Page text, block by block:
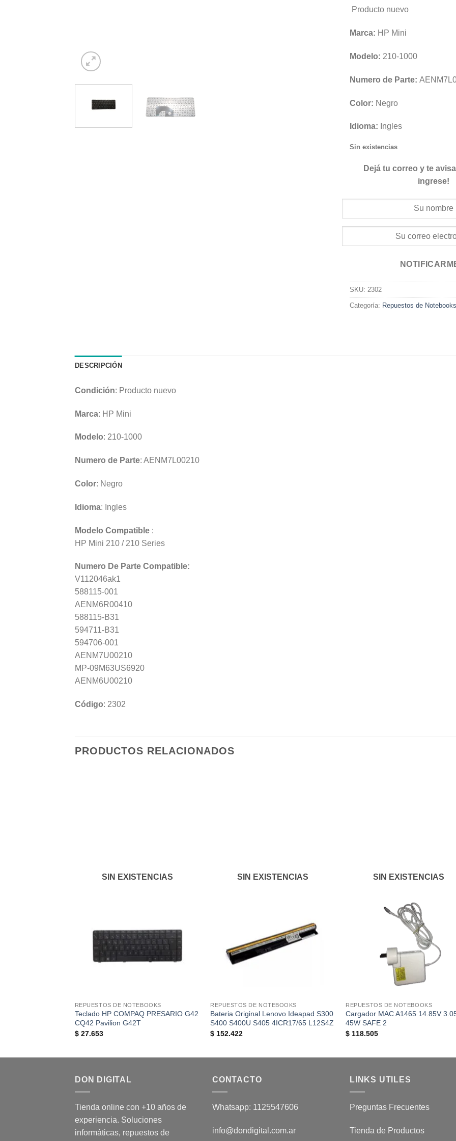
Producto nuevo
Marca: HP Mini
Modelo: 210-1000
Numero de Parte:
Color: Negro
Idioma: Ingles
Sin existencias
Dejá tu correo y te
ingrese!
SKU: 2302
Categoría: Repuestos de Notebooks
DESCRIPCIÓN
Condición: Producto nuevo
Marca: HP Mini
Modelo: 210-1000
Numero de Parte: AENM7L00210
Color: Negro
Idioma: Ingles
Modelo Compatible :
HP Mini 210 / 210 Series
Numero De Parte Compatible:
V112046ak1
588115-001
AENM6R00410
588115-B31
594711-B31
594706-001
AENM7U00210
MP-09M63US6920
AENM6U00210
Código: 2302
PRODUCTOS RELACIONADOS
SIN EXISTENCIAS
REPUESTOS DE NOTEBOOKS
Teclado HP COMPAQ PRESARIO G42
CQ42 Pavilion G42T
$27.653
SIN EXISTENCIAS
REPUESTOS DE NOTEBOOKS
Bateria Original Lenovo Ideapad S300
S400 S400U S405 4ICR17/65 L12S4Z
$ 152.422
SIN EXISTENCIAS
REPUESTOS DE NOTEBOOKS
Cargador MAC A1465 14.85V
45W SAFE 2
$ 118.505
DON DIGITAL
Tienda online con +10 años de
experiencia. Soluciones
informáticas, repuestos de
CONTACTO
Whatsapp: 1125547606
info@dondigital.com.ar
LINKS UTILES
Preguntas Frecuentes
Tienda de Productos